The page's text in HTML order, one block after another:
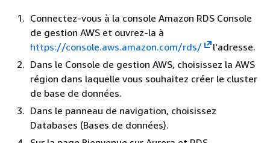
Connectez-vous à la console Amazon RDS Console
de gestion AWS et ouvrez-la à
https://console.aws.amazon.com/rds/
l'adresse.
Dans le Console de gestion AWS, choisissez la AWS
région dans laquelle vous souhaitez créer le cluster
de base de données.
Dans le panneau de navigation, choisissez
Databases (Bases de données).